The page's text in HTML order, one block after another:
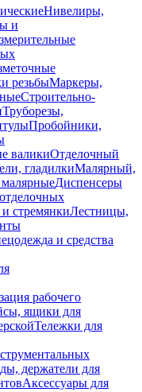
Нивелиры,
и
резьбыМаркеры,
Строительно-
Труборезы,
Пробойники,
валикиОтделочный
гладилкиМалярный,
Диспенсеры
стремянкиЛестницы,
и средства
рабочего
ящики для
Тележки для
держатели для
Аксессуары для